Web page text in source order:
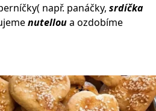
např. panáčky, srdíčka
nutelloua ozdobíme